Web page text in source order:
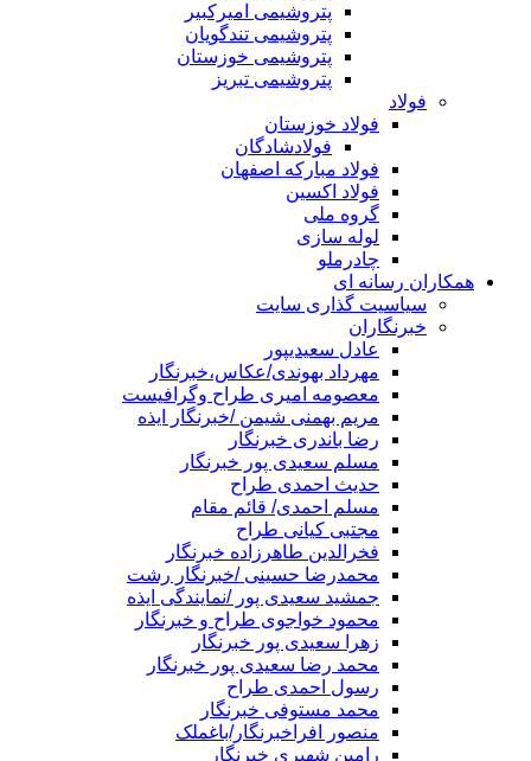
پتروشیمی امیرکبیر
پتروشیمی تندگویان
پتروشیمی خوزستان
پتروشیمی تبریز
فولاد
فولاد خوزستان
فولادشادگان
فولاد مبارکه اصفهان
فولاد اکسین
گروه ملی
لوله سازی
چادرملو
همکاران رسانه ای
سیاسیت گذاری سایت
خبرنگاران
عادل سعیدیپور
مهرداد بهوندی/عکاس،خبرنگار
معصومه امیری طراح وگرافیست
مریم بهمنی شیمن /خبرنگار ایذه
رضا باندری خبرنگار
مسلم سعیدی پور خبرنگار
حدیث احمدی طراح
مسلم احمدی/ قائم مقام
مجتبی کیانی طراح
فخرالدین طاهرزاده خبرنگار
محمدرضا حسینی /خبرنگار رشت
جمشید سعیدی پور /نمایندگی ایذه
محمود خواجوی طراح و خبرنگار
زهرا سعیدی پور خبرنگار
محمد رضا سعیدی پور خبرنگار
رسول احمدی طراح
محمد مستوفی خبرنگار
منصور افراخبرنگار/باغملک
رامین شهپری خبرنگار